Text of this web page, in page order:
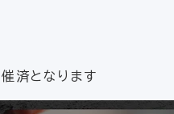
済となります